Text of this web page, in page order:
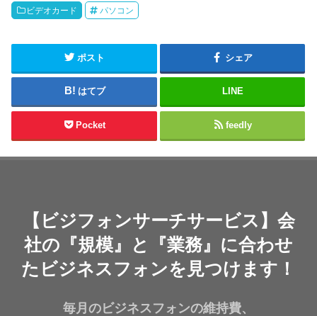
ビデオカード パソコン
ポスト シェア
はてブ LINE
Pocket feedly
【ビジフォンサーチサービス】会
社の『規模』と『業務』に合わせ
たビジネスフォンを見つけます！
毎月のビジネスフォンの維持費、